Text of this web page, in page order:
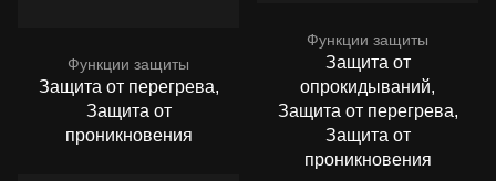
Функции защиты
Защита от перегрева,
Защита от
проникновения
Функции защиты
Защита от
опрокидываний,
Защита от перегрева,
Защита от
проникновения